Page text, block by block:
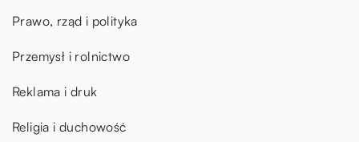
Prawo, rząd i polityka
Przemysł i rolnictwo
Reklama i druk
Religia i duchowość